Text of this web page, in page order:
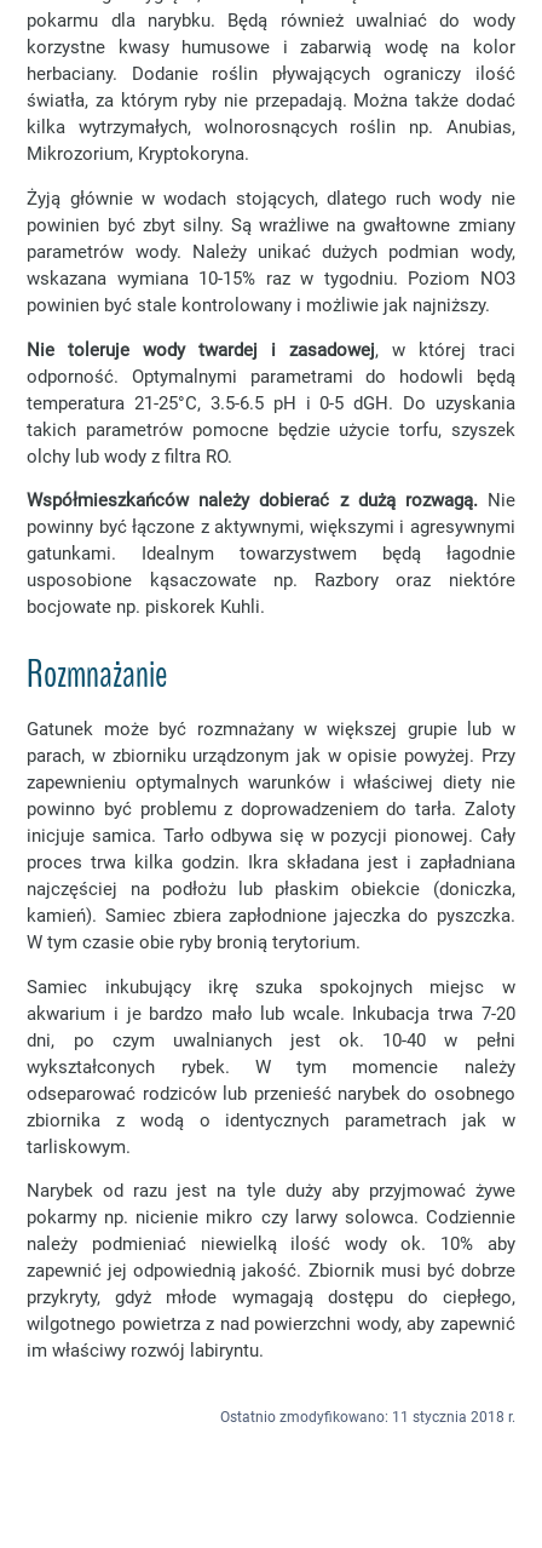
pokarmu dla narybku. Będą również uwalniać do wody
korzystne kwasy humusowe i zabarwią wodę na kolor
herbaciany. Dodanie roślin pływających ograniczy ilość
światła, za którym ryby nie przepadają. Można także dodać
kilka wytrzymałych, wolnorosnących roślin np. Anubias,
Mikrozorium, Kryptokoryna.
Żyją głównie w wodach stojących, dlatego ruch wody nie
powinien być zbyt silny. Są wrażliwe na gwałtowne zmiany
parametrów wody. Należy unikać dużych podmian wody,
wskazana wymiana 10-15% raz w tygodniu. Poziom NO3
powinien być stale kontrolowany i możliwie jak najniższy.
Nie toleruje wody twardej i zasadowej, w której traci
odporność. Optymalnymi parametrami do hodowli będą
temperatura 21-25°C, 3.5-6.5 pH i 0-5 dGH. Do uzyskania
takich parametrów pomocne będzie użycie torfu, szyszek
olchy lub wody z filtra RO.
Współmieszkańców należy dobierać z dużą rozwagą.Nie
powinny być łączone z aktywnymi, większymi i agresywnymi
gatunkami. Idealnym towarzystwem będą łagodnie
usposobione kąsaczowate np. Razbory oraz niektóre
bocjowate np. piskorek Kuhli.
Rozmnażanie
Gatunek może być rozmnażany w większej grupie lub w
parach, w zbiorniku urządzonym jak w opisie powyżej. Przy
zapewnieniu optymalnych warunków i właściwej diety nie
powinno być problemu z doprowadzeniem do tarła. Zaloty
inicjuje samica. Tarło odbywa się w pozycji pionowej. Cały
proces trwa kilka godzin. Ikra składana jest i zapładniana
najczęściej na podłożu lub płaskim obiekcie (doniczka,
kamień). Samiec zbiera zapłodnione jajeczka do pyszczka.
W tym czasie obie ryby bronią terytorium.
Samiec inkubujący ikrę szuka spokojnych miejsc w
akwarium i je bardzo mało lub wcale. Inkubacja trwa 7-20
dni, po czym uwalnianych jest ok. 10-40 w pełni
wykształconych rybek. W tym momencie należy
odseparować rodziców lub przenieść narybek do osobnego
zbiornika z wodą o identycznych parametrach jak w
tarliskowym.
Narybek od razu jest na tyle duży aby przyjmować żywe
pokarmy np. nicienie mikro czy larwy solowca. Codziennie
należy podmieniać niewielką ilość wody ok. 10% aby
zapewnić jej odpowiednią jakość. Zbiornik musi być dobrze
przykryty, gdyż młode wymagają dostępu do ciepłego,
wilgotnego powietrza z nad powierzchni wody, aby zapewnić
im właściwy rozwój labiryntu.
Ostatnio zmodyfikowano: 11 stycznia 2018 r.